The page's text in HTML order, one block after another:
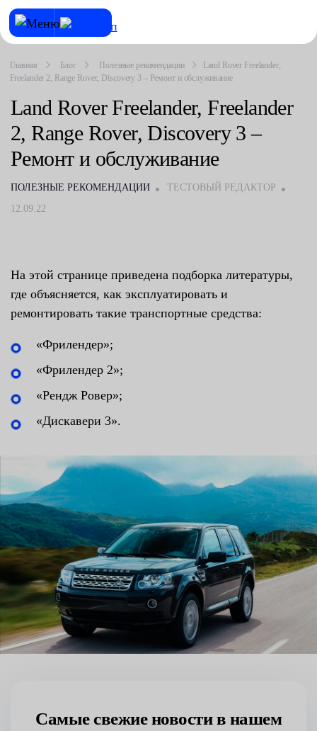
Главная Блог Полезные рекомендации
Land Rover Freelander,
Freelander 2, Range Rover, Discovery 3 – Ремонт и обслуживание
Land Rover Freelander, Freelander
2, Range Rover, Discovery 3 –
Ремонт и обслуживание
ПОЛЕЗНЫЕ РЕКОМЕНДАЦИИ
ТЕСТОВЫЙ РЕДАКТОР
12.09.22
На этой странице приведена подборка литературы,
где объясняется, как эксплуатировать и
ремонтировать такие транспортные средства:
«Фрилендер»;
«Фрилендер 2»;
«Рендж Ровер»;
«Дискавери 3».
Самые свежие новости в нашем